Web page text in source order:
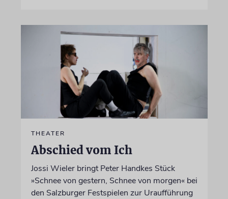
THEATER
Abschied vom Ich
Jossi Wieler bringt Peter Handkes Stück
»Schnee von gestern, Schnee von morgen« bei
den Salzburger Festspielen zur Uraufführung